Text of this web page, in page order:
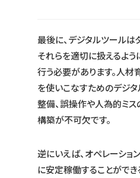
最後に、デジタルツール
それらを適切に扱えるよ
行う必要があります。人材
を使いこなすためのデジタ
整備、誤操作や人為的ミ
構築が不可欠です。
逆にいえば、オペレーシ
に安定稼働することがで